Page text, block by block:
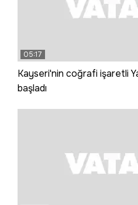
05:17
Kayseri'nin coğrafi işaretli
başladı